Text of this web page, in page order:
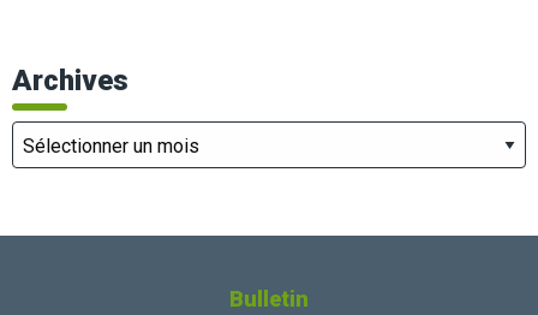
Archives
Archives
Bulletin